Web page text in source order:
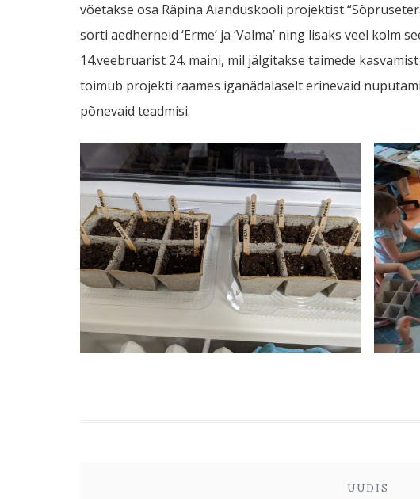
võetakse osa Räpina Aianduskooli projektist
sorti aedherneid ‘Erme’ ja ‘Valma’ ning lisaks veel kolm
14.veebruarist 24. maini, mil jälgitakse taimede
toimub projekti raames iganädalaselt erinevaid
põnevaid teadmisi.
UUDIS